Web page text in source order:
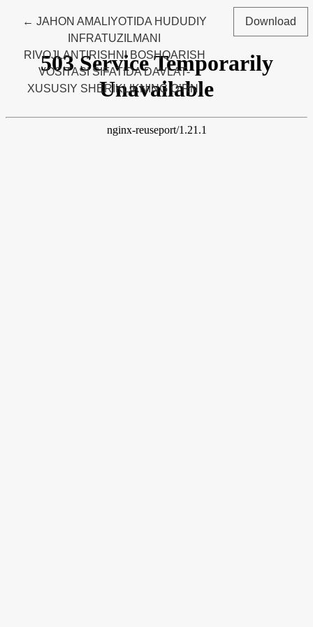
← Return to Article Details
JAHON AMALIYOTIDA HUDUDIY
INFRATUZILMANI
RIVOJLANTIRISHNI BOSHQARISH
VOSITASI SIFATIDA DAVLAT-
XUSUSIY SHERIKLIKNING O’RNI
Download